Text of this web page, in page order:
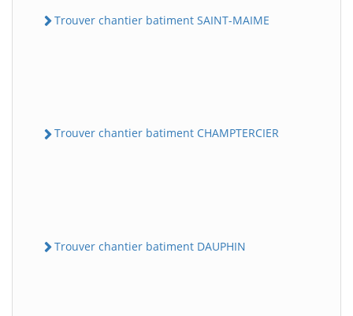
Trouver chantier batiment SAINT-MAIME
Trouver chantier batiment CHAMPTERCIER
Trouver chantier batiment DAUPHIN